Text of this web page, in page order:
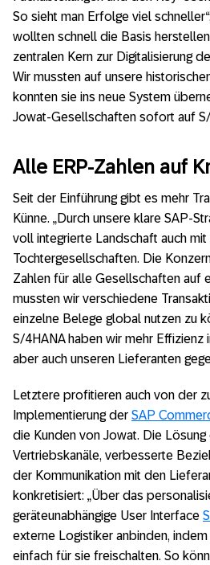
So sieht man Erfolge viel
wollten schnell die Basis
zentralen Kern zur Digitalisierung
Wir mussten auf unsere
konnten sie ins neue System
Jowat-Gesellschaften sofort auf S/
Alle ERP-Zahlen auf
Seit der Einführung gibt es mehr
Künne. „Durch unsere klare SAP-
voll integrierte Landschaft auch mit
Tochtergesellschaften. Die
Zahlen für alle Gesellschaften auf
mussten wir verschiedene
einzelne Belege global nutzen zu
S/4HANA haben wir mehr Effizienz
aber auch unseren Lieferanten
Letztere profitieren auch von der
Implementierung der SAP
die Kunden von Jowat. Die
Vertriebskanäle, verbesserte
der Kommunikation mit den
konkretisiert: „Über das
geräteunabhängige User Interface
externe Logistiker anbinden,
einfach für sie freischalten. So